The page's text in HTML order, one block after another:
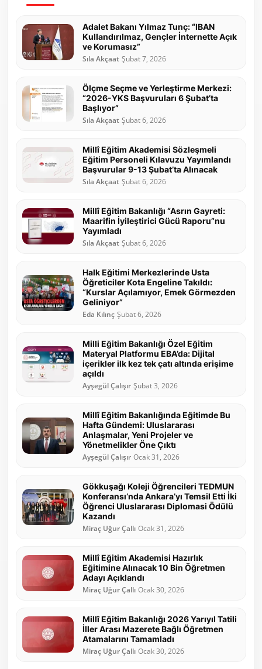
Adalet Bakanı Yılmaz Tunç: “IBAN
Kullandırılmaz, Gençler İnternette Açık
ve Korumasız”
Sıla Akçaat Şubat 7, 2026
Ölçme Seçme ve Yerleştirme Merkezi:
“2026-YKS Başvuruları 6 Şubat’ta
Başlıyor”
Sıla Akçaat Şubat 6, 2026
Millî Eğitim Akademisi Sözleşmeli
Eğitim Personeli Kılavuzu Yayımlandı
Başvurular 9-13 Şubat’ta Alınacak
Sıla Akçaat Şubat 6, 2026
Millî Eğitim Bakanlığı “Asrın Gayreti:
Maarifin İyileştirici Gücü Raporu”nu
Yayımladı
Sıla Akçaat Şubat 6, 2026
Halk Eğitimi Merkezlerinde Usta
Öğreticiler Kota Engeline Takıldı:
“Kurslar Açılamıyor, Emek Görmezden
Geliniyor”
Eda Kılınç Şubat 6, 2026
Milli Eğitim Bakanlığı Özel Eğitim
Materyal Platformu EBA’da: Dijital
içerikler ilk kez tek çatı altında erişime
açıldı
Ayşegül Çalışır Şubat 3, 2026
Millî Eğitim Bakanlığında Eğitimde Bu
Hafta Gündemi: Uluslararası
Anlaşmalar, Yeni Projeler ve
Yönetmelikler Öne Çıktı
Ayşegül Çalışır Ocak 31, 2026
Gökkuşağı Koleji Öğrencileri TEDMUN
Konferansı’nda Ankara’yı Temsil Etti İki
Öğrenci Uluslararası Diplomasi Ödülü
Kazandı
Miraç Uğur Çallı Ocak 31, 2026
Millî Eğitim Akademisi Hazırlık
Eğitimine Alınacak 10 Bin Öğretmen
Adayı Açıklandı
Miraç Uğur Çallı Ocak 30, 2026
Millî Eğitim Bakanlığı 2026 Yarıyıl Tatili
İller Arası Mazerete Bağlı Öğretmen
Atamalarını Tamamladı
Miraç Uğur Çallı Ocak 30, 2026